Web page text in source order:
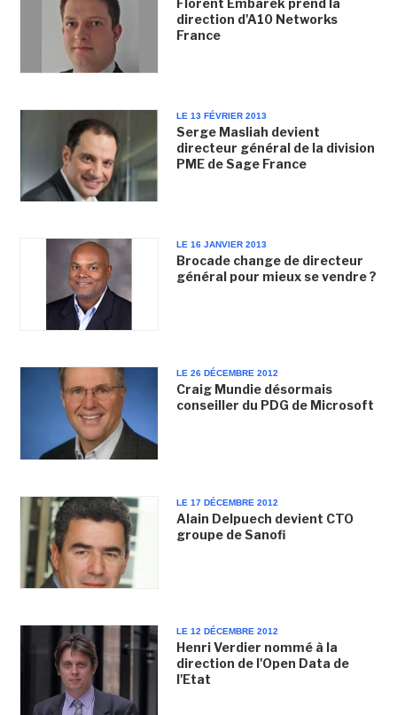
direction d'A10 Networks
France
LE 13 FÉVRIER 2013
Serge Masliah devient
directeur général de la division
PME de Sage France
LE 16 JANVIER 2013
Brocade change de directeur
général pour mieux se vendre ?
LE 26 DÉCEMBRE 2012
Craig Mundie désormais
conseiller du PDG de Microsoft
LE 17 DÉCEMBRE 2012
Alain Delpuech devient CTO
groupe de Sanofi
LE 12 DÉCEMBRE 2012
Henri Verdier nommé à la
direction de l'Open Data de
l'Etat